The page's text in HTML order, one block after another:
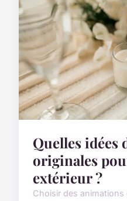
Quelles idées
originales
extérieur ?
Choisir des